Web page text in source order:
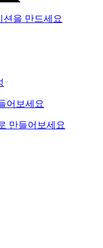
을 만드세요
어보세요
만들어보세요